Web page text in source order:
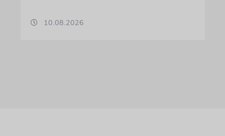
10.08.2026